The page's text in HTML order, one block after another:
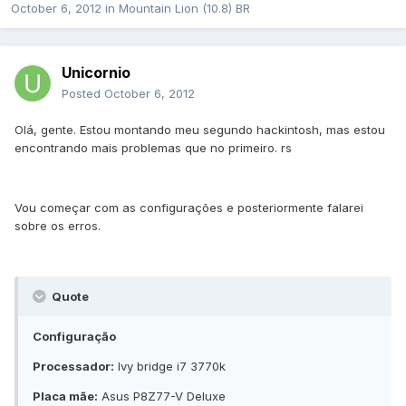
October 6, 2012 in Mountain Lion (10.8) BR
Unicornio
Posted October 6, 2012
Olá, gente. Estou montando meu segundo hackintosh, mas estou
encontrando mais problemas que no primeiro. rs
Vou começar com as configurações e posteriormente falarei
sobre os erros.
Quote
Configuração
Processador: Ivy bridge i7 3770k
Placa mãe: Asus P8Z77-V Deluxe